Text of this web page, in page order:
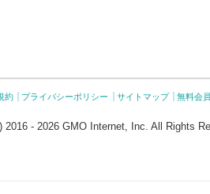
約 プライバシーポリシー サイトマップ 無料会
2016 - 2026 GMO Internet, Inc. All Rights